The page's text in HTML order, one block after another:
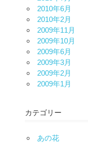
2010年6月
2010年2月
2009年11月
2009年10月
2009年6月
2009年3月
2009年2月
2009年1月
カテゴリー
あの花